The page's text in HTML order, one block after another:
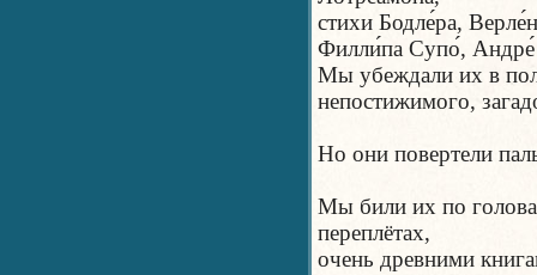
стихи Бодле́ра,
Филли́па Супо́, Андре́
Мы убеждали их в
непостижимого,
Но они повертели
Мы били их по
переплётах,
очень древними